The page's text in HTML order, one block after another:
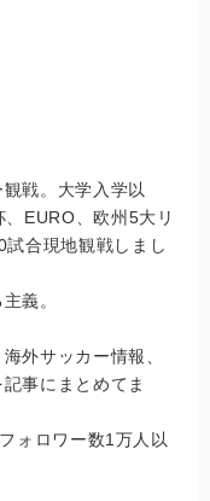
戦。大学入学以
EURO、欧州5大リ
合現地観戦しまし
義。
外サッカー情報、
事にまとめてま
フォロワー数1万人以